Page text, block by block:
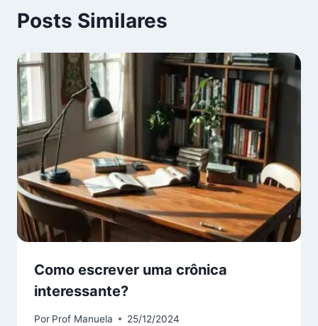
Posts Similares
Como escrever uma crônica
interessante?
Por Prof Manuela 25/12/2024